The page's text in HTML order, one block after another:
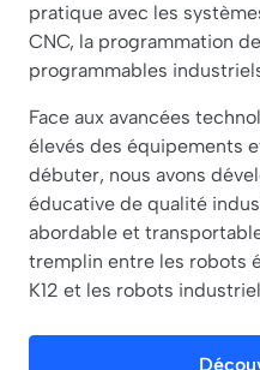
pratique avec les
CNC, la programmation
programmables
Face aux avancées
élevés des équipements
débuter, nous avons
éducative de qualité
abordable et
tremplin entre les robots
K12 et les robots